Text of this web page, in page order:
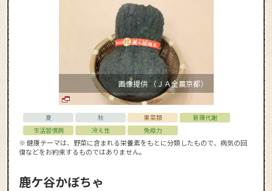
画像提供 （ＪＡ全農京都）
夏 秋 果菜類
新陳代謝
生活習慣病
冷え性 免疫力
※ 健康テーマは、野菜に含まれる栄養素をもとに分類したもので、病気の回
復などをお約束するものではありません。
鹿ケ谷かぼちゃ